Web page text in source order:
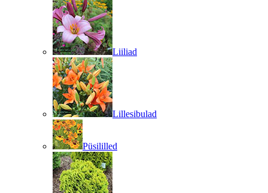
Liiliad
Lillesibulad
Püsililled